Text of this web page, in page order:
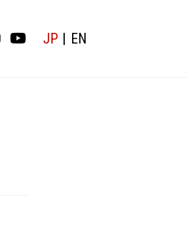
JP EN